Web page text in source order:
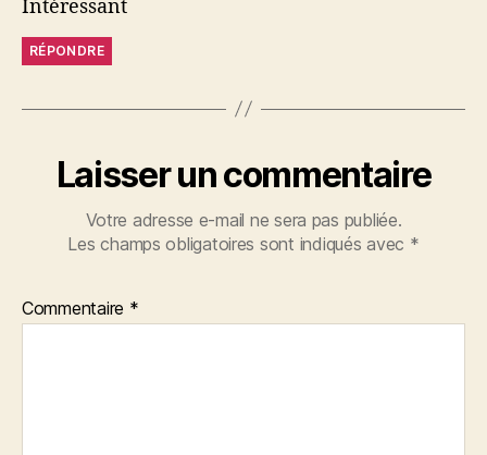
Intéressant
RÉPONDRE
Laisser un commentaire
Votre adresse e-mail ne sera pas publiée.
Les champs obligatoires sont indiqués avec *
Commentaire *